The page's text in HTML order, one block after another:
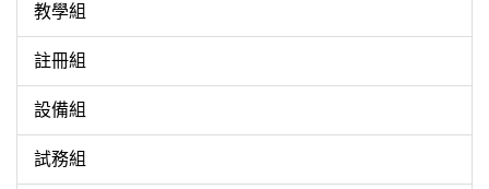
教學組
註冊組
設備組
試務組